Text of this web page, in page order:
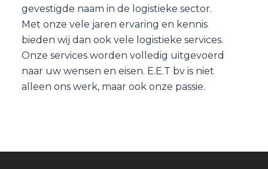
gevestigde naam in de logistieke sector.
Met onze vele jaren ervaring en kennis
bieden wij dan ook vele logistieke services.
Onze services worden volledig uitgevoerd
naar uw wensen en eisen. E.E.T bv is niet
alleen ons werk, maar ook onze passie.